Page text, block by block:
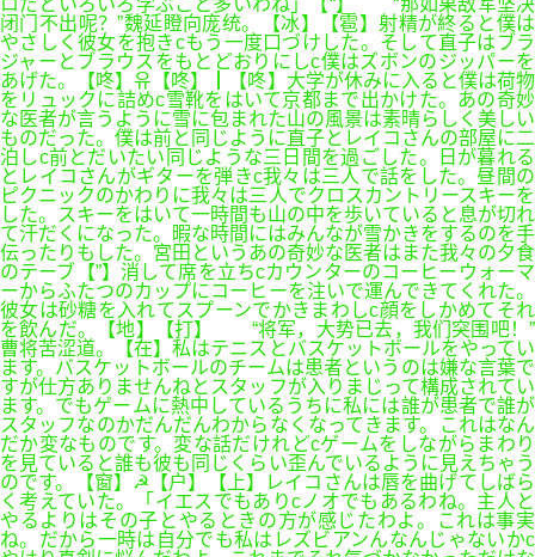
ロだといろいろ学ぶこと多いわね」【“】 “那如果敌军坚决
闭门不出呢？”魏延瞪向庞统。【冰】【雹】射精が終ると僕は
やさしく彼女を抱きcもう一度口づけした。そして直子はブラ
ジャーとブラウスをもとどおりにしc僕はズボンのジッパーを
あげた。【咚】유【咚】┃【咚】大学が休みに入ると僕は荷物
をリュックに詰めc雪靴をはいて京都まで出かけた。あの奇妙
な医者が言うように雪に包まれた山の風景は素晴らしく美しい
ものだった。僕は前と同じように直子とレイコさんの部屋に二
泊しc前とだいたい同じような三日間を過ごした。日が暮れる
とレイコさんがギターを弾きc我々は三人で話をした。昼間の
ピクニックのかわりに我々は三人でクロスカントリースキーを
した。スキーをはいて一時間も山の中を歩いていると息が切れ
て汗だくになった。暇な時間にはみんなが雪かきをするのを手
伝ったりもした。宮田というあの奇妙な医者はまた我々の夕食
のテーブ【”】消して席を立ちcカウンターのコーヒーウォーマ
ーからふたつのカップにコーヒーを注いで運んできてくれた。
彼女は砂糖を入れてスプーンでかきまわしc顔をしかめてそれ
を飲んだ。【地】【打】 “将军，大势已去，我们突围吧！”
曹将苦涩道。【在】私はテニスとバスケットボールをやってい
ます。バスケットボールのチームは患者というのは嫌な言葉で
すが仕方ありませんねとスタッフが入りまじって構成されてい
ます。でもゲームに熱中しているうちに私には誰が患者で誰が
スタッフなのかだんだんわからなくなってきます。これはなん
だか変なものです。変な話だけれどcゲームをしながらまわり
を見ていると誰も彼も同じくらい歪んでいるように見えちゃう
のです。【窗】☭【户】【上】レイコさんは唇を曲げてしばら
く考えていた。「イエスでもありcノオでもあるわね。主人と
やるよりはその子とやるときの方が感じたわよ。これは事実
ね。だから一時は自分でも私はレズビアンんなんじゃないかc